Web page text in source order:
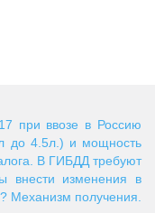
при ввозе в Россию
до 4.5л.) и мощность
В ГИБДД требуют
внести изменения в
Механизм получения.